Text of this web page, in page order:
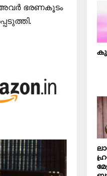
ഭരണകൂടം